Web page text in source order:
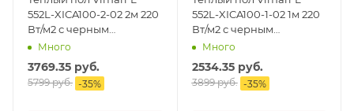
552L-XICA100-2-02 2м 220
Вт/м2 с черным
механическим
терморегулятором
Много
3769.35 руб.
5799руб. -35%
552L-XICA100-1-02 1м 220
Вт/м2 с черным
механическим
терморегулятором
Много
2534.35руб.
3899руб. -35%